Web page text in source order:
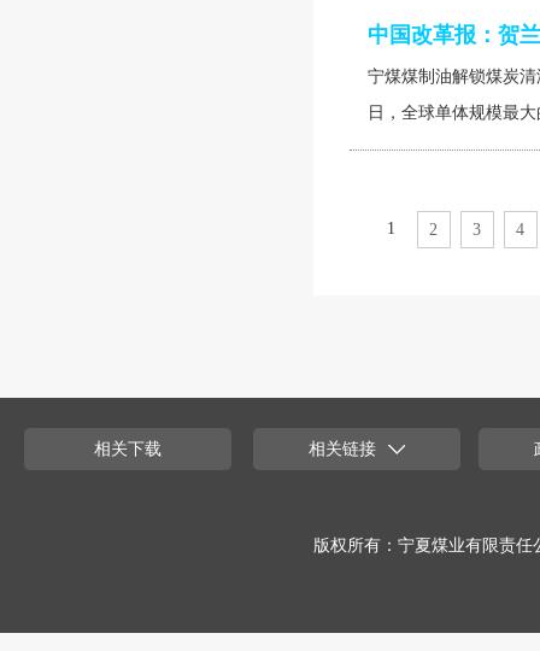
中国改革报：贺
宁煤煤制油解锁煤炭
日，全球单体规模最
1 2 3 4
相关下载 相关链接
版权所有：宁夏煤业有限责任